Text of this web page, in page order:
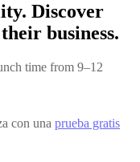
Discover
business.
time from 9–12
con una prueba gratis